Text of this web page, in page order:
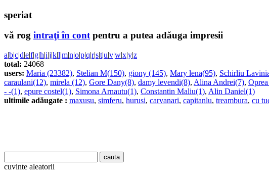
speriat
vă rog intraţi în contpentru a putea adăuga impresii
a|b|c|d|e|f|g|h|i|j|k|l|m|n|o|p|q|r|s|t|u|v|w|x|y|z
total: 24068
users: Maria (23382), Stelian M(150), giony (145), Mary lena(95), Schirliu
caraulani(12), mirela (12), Gore Dany(8), damy levendi(8), Alina Andrei(7),
- -(1), epure costel(1), Simona Arnautu(1), Constantin Maliu(1), Alin Daniel(1)
ultimile adăugate : maxusu, simferu, hurusi, carvanari, capitanlu, treambura, cu
cuvinte aleatorii